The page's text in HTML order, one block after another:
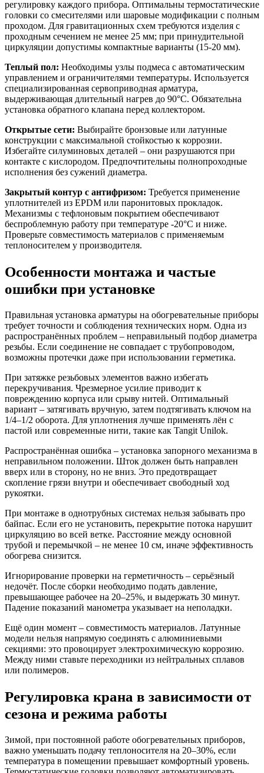
регулировку каждого прибора. Оптимальны термостатические
головки со смесителями или шаровые модификации с полным
проходом. Для гравитационных схем требуются изделия с
проходным сечением не менее 25 мм; при принудительной
циркуляции допустимы компактные варианты (15-20 мм).
Теплый пол: Необходимы узлы подмеса с автоматическим
управлением и ограничителями температуры. Используется
специализированная сервоприводная арматура,
выдерживающая длительный нагрев до 90°C. Обязательна
установка обратного клапана перед коллектором.
Открытые сети: Выбирайте бронзовые или латунные
конструкции с максимальной стойкостью к коррозии.
Избегайте силуминовых деталей – они разрушаются при
контакте с кислородом. Предпочтительны полнопроходные
исполнения без сужений диаметра.
Закрытый контур с антифризом: Требуется применение
уплотнителей из EPDM или паронитовых прокладок.
Механизмы с тефлоновым покрытием обеспечивают
беспроблемную работу при температуре -20°C и ниже.
Проверьте совместимость материалов с применяемым
теплоносителем у производителя.
Особенности монтажа и частые
ошибки при установке
Правильная установка арматуры на обогревательные приборы
требует точности и соблюдения технических норм. Одна из
распространённых проблем – неправильный подбор диаметра
резьбы. Если соединение не совпадает с трубопроводом,
возможны протечки даже при использовании герметика.
При затяжке резьбовых элементов важно избегать
перекручивания. Чрезмерное усилие приводит к
повреждению корпуса или срыву нитей. Оптимальный
вариант – затягивать вручную, затем подтягивать ключом на
1/4–1/2 оборота. Для уплотнения лучше применять лён с
пастой или современные нити, такие как Tangit Unilok.
Распространённая ошибка – установка запорного механизма в
неправильном положении. Шток должен быть направлен
вверх или в сторону, но не вниз. Это предотвращает
скопление грязи внутри и обеспечивает свободный ход
рукоятки.
При монтаже в однотрубных системах нельзя забывать про
байпас. Если его не установить, перекрытие потока нарушит
циркуляцию во всей ветке. Расстояние между основной
трубой и перемычкой – не менее 10 см, иначе эффективность
обогрева снизится.
Игнорирование проверки на герметичность – серьёзный
недочёт. После сборки необходимо подать давление,
превышающее рабочее на 20–25%, и выдержать 30 минут.
Падение показаний манометра указывает на неполадки.
Ещё один момент – совместимость материалов. Латунные
модели нельзя напрямую соединять с алюминиевыми
секциями: это провоцирует электрохимическую коррозию.
Между ними ставьте переходники из нейтральных сплавов
или полимеров.
Регулировка крана в зависимости от
сезона и режима работы
Зимой, при постоянной работе обогревательных приборов,
важно уменьшать подачу теплоносителя на 20–30%, если
температура в помещении превышает комфортный уровень.